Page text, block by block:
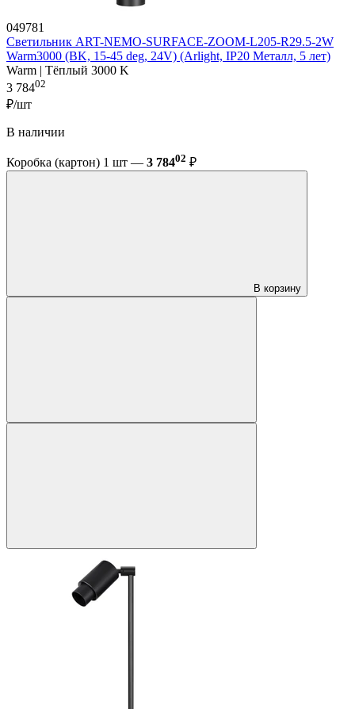
049781
Светильник ART-NEMO-SURFACE-ZOOM-L205-R29.5-2W
Warm3000 (BK, 15-45 deg, 24V) (Arlight, IP20 Металл, 5 лет)
Warm | Тёплый 3000 K
3 78402
₽/шт
В наличии
Коробка (картон) 1 шт — 3 78402 ₽
В корзину